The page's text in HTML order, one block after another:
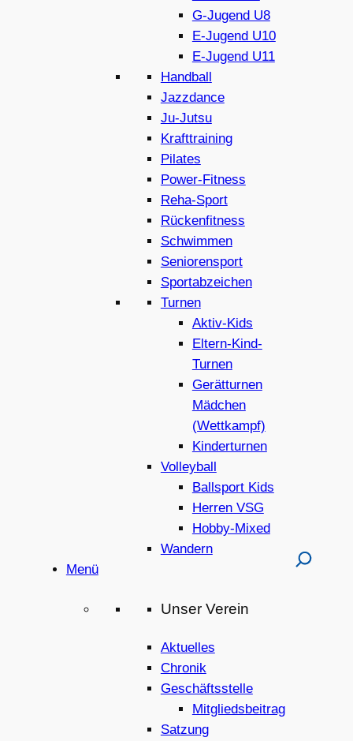
G-Jugend U8
E-Jugend U10
E-Jugend U11
Handball
Jazzdance
Ju-Jutsu
Krafttraining
Pilates
Power-Fitness
Reha-Sport
Rückenfitness
Schwimmen
Seniorensport
Sportabzeichen
Turnen
Aktiv-Kids
Eltern-Kind-
Turnen
Gerätturnen
Mädchen
(Wettkampf)
Kinderturnen
Volleyball
Ballsport Kids
Herren VSG
Hobby-Mixed
Wandern
Menü
Unser Verein
Aktuelles
Chronik
Geschäftsstelle
Mitgliedsbeitrag
Satzung